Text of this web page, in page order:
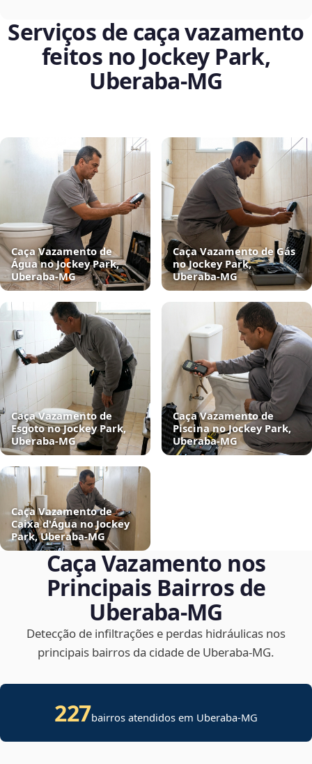
Serviços de caça vazamento
feitos no Jockey Park,
Uberaba‑MG
Caça Vazamento de
Água no Jockey Park,
Uberaba‑MG
Caça Vazamento de Gás
no Jockey Park,
Uberaba‑MG
Caça Vazamento de
Esgoto no Jockey Park,
Uberaba‑MG
Caça Vazamento de
Piscina no Jockey Park,
Uberaba‑MG
Caça Vazamento de
Caixa d'Água no Jockey
Park, Uberaba‑MG
Caça Vazamento nos
Principais Bairros de
Uberaba‑MG
Detecção de infiltrações e perdas hidráulicas nos
principais bairros da cidade de Uberaba‑MG.
227bairros atendidos em Uberaba-MG